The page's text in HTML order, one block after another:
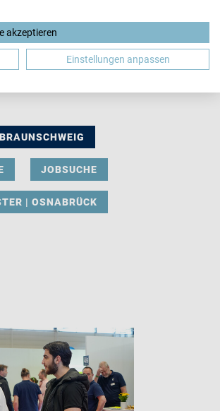
DE
BRAUNSCHWEIG
JOBSUCHE
| OSNABRÜCK
akzeptieren
Einstellungen anpassen